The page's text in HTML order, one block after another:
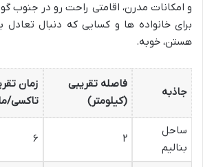
و امکانات مدرن، اقامتی راحت رو در جنوب
برای خانواده ها و کسایی که دنبال
هستن، خوبه.
جاذبه
فاصله تقریبی
(کیلومتر)
زمان
تاکسی/
ساحل
بنالیم
۲ ۶